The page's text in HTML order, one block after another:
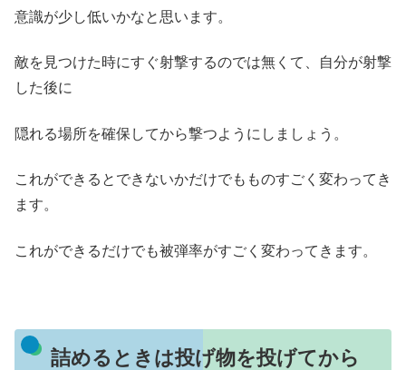
意識が少し低いかなと思います。
敵を見つけた時にすぐ射撃するのでは無くて、自分が射撃
した後に
隠れる場所を確保してから撃つようにしましょう。
これができるとできないかだけでもものすごく変わってき
ます。
これができるだけでも被弾率がすごく変わってきます。
詰めるときは投げ物を投げてから